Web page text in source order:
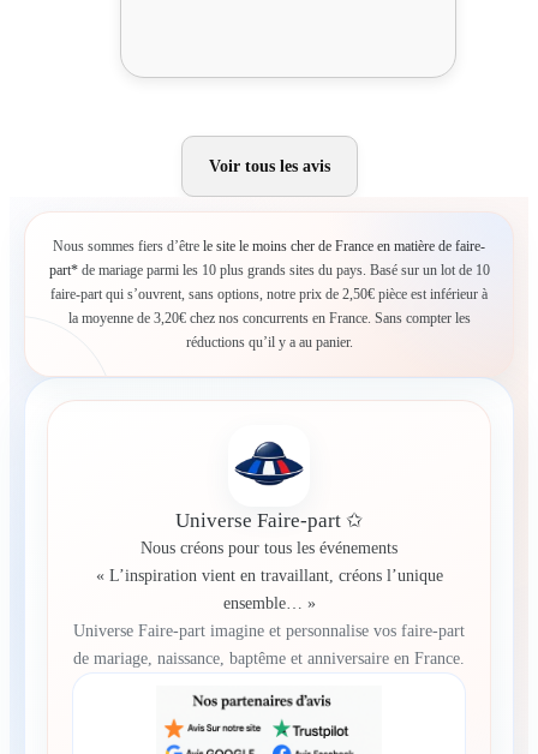
Voir tous les avis
Nous sommes fiers d’être le site le moins cher de France en matière de faire-
part*de mariage parmi les 10 plus grands sites du pays. Basé sur un lot de 10
faire-part qui s’ouvrent, sans options, notre prix de 2,50€ pièce est inférieur à
la moyenne de 3,20€ chez nos concurrents en France. Sans compter les
réductions qu’il y a au panier.
Universe Faire-part ✩
Nous créons pour tous les événements
« L’inspiration vient en travaillant, créons l’unique
ensemble… »
Universe Faire-part imagine et personnalise vos faire-part
de mariage, naissance, baptême et anniversaire en France.